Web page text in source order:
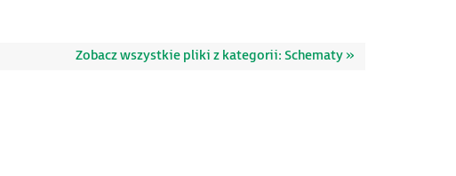
Zobacz wszystkie pliki z kategorii: Schematy »